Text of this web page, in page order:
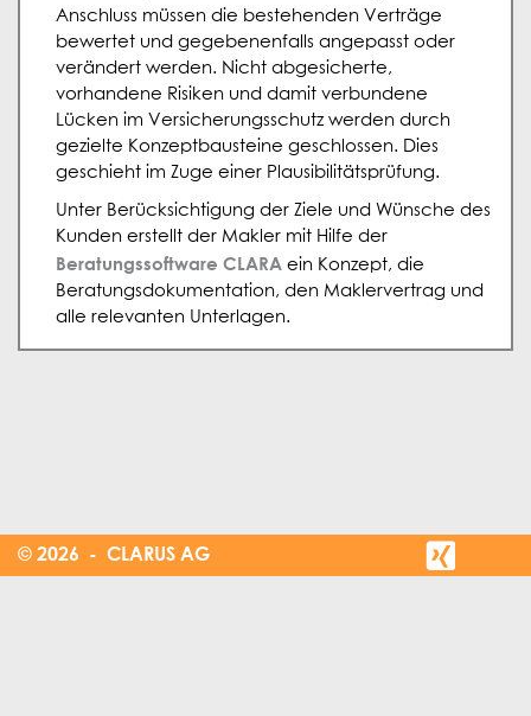
Anschluss müssen die bestehenden Verträge
bewertet und gegebenenfalls angepasst oder
verändert werden. Nicht abgesicherte,
vorhandene Risiken und damit verbundene
Lücken im Versicherungsschutz werden durch
gezielte Konzeptbausteine geschlossen. Dies
geschieht im Zuge einer Plausibilitätsprüfung.
Unter Berücksichtigung der Ziele und Wünsche des
Kunden erstellt der Makler mit Hilfe der
Beratungssoftware CLARA ein Konzept, die
Beratungsdokumentation, den Maklervertrag und
alle relevanten Unterlagen.
© 2026 - CLARUS AG